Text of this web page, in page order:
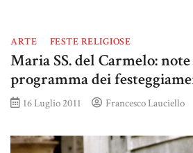
ARTE FESTE RELIGIOSE
Maria SS. del Carmelo:
programma dei
16 Luglio 2011 Francesco Lauciello